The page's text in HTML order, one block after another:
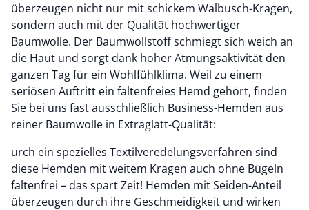
überzeugen nicht nur mit schickem Walbusch-Kragen,
sondern auch mit der Qualität hochwertiger
Baumwolle. Der Baumwollstoff schmiegt sich weich an
die Haut und sorgt dank hoher Atmungsaktivität den
ganzen Tag für ein Wohlfühlklima. Weil zu einem
seriösen Auftritt ein faltenfreies Hemd gehört, finden
Sie bei uns fast ausschließlich Business-Hemden aus
reiner Baumwolle in Extraglatt-Qualität:
urch ein spezielles Textilveredelungsverfahren sind
diese Hemden mit weitem Kragen auch ohne Bügeln
faltenfrei – das spart Zeit! Hemden mit Seiden-Anteil
überzeugen durch ihre Geschmeidigkeit und wirken